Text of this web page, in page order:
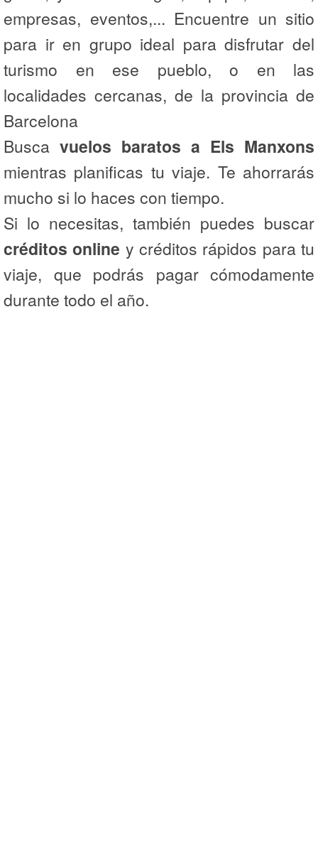
empresas, eventos,... Encuentre un sitio
para ir en grupo ideal para disfrutar del
turismo en ese pueblo, o en las
localidades cercanas, de la provincia de
Barcelona
Busca vuelos baratos a Els Manxons
mientras planificas tu viaje. Te ahorrarás
mucho si lo haces con tiempo.
Si lo necesitas, también puedes buscar
créditos online y créditos rápidos para tu
viaje, que podrás pagar cómodamente
durante todo el año.